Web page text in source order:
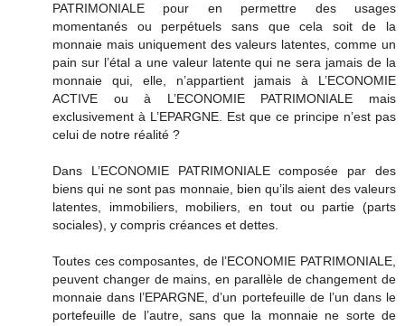
PATRIMONIALE pour en permettre des usages
momentanés ou perpétuels sans que cela soit de la
monnaie mais uniquement des valeurs latentes, comme un
pain sur l’étal a une valeur latente qui ne sera jamais de la
monnaie qui, elle, n’appartient jamais à L’ECONOMIE
ACTIVE ou à L’ECONOMIE PATRIMONIALE mais
exclusivement à L’EPARGNE. Est que ce principe n’est pas
celui de notre réalité ?
Dans L’ECONOMIE PATRIMONIALE composée par des
biens qui ne sont pas monnaie, bien qu’ils aient des valeurs
latentes, immobiliers, mobiliers, en tout ou partie (parts
sociales), y compris créances et dettes.
Toutes ces composantes, de l’ECONOMIE PATRIMONIALE,
peuvent changer de mains, en parallèle de changement de
monnaie dans l’EPARGNE, d’un portefeuille de l’un dans le
portefeuille de l’autre, sans que la monnaie ne sorte de